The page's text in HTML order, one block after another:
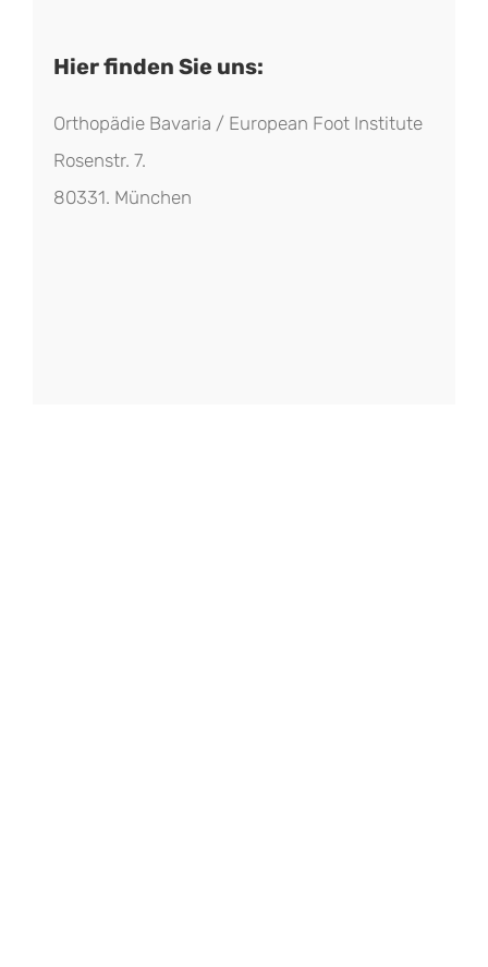
Hier finden Sie uns:
Orthopädie Bavaria / European Foot Institute
Rosenstr. 7.
80331. München